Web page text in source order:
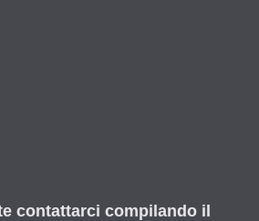
contattarci compilando il